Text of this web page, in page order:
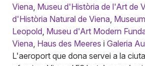
Viena Museu d'Història de l'Art de
d'Història Natural de Viena
Leopold Museu d'Art Modern
Viena Haus des Meeres i Galeria
L'aeroport que dona servei a la